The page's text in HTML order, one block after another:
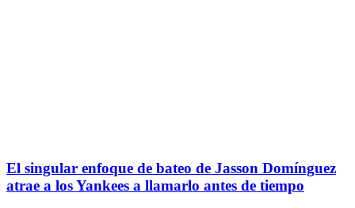
El singular enfoque de bateo de Jasson Domínguez
atrae a los Yankees a llamarlo antes de tiempo